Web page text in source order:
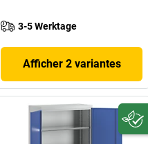
3-5 Werktage
Afficher 2 variantes